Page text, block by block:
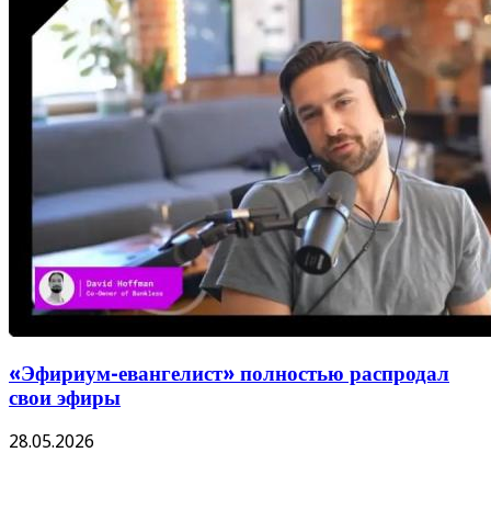
«Эфириум-евангелист» полностью распродал
свои эфиры
28.05.2026